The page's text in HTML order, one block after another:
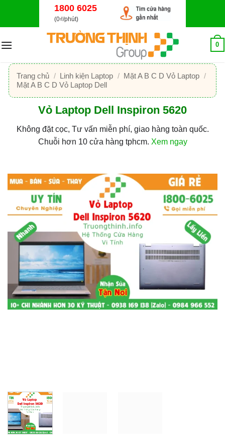
dung
1800 6025
(0₫/phút)
0
Trang chủ / Linh kiện Laptop / Mặt A B C D Vỏ Laptop /
Mặt A B C D Vỏ Laptop Dell
Vỏ Laptop Dell Inspiron 5620
Không đặt cọc, Tư vấn miễn phí, giao hàng toàn quốc.
Chuỗi hơn 10 cửa hàng tphcm. Xem ngay